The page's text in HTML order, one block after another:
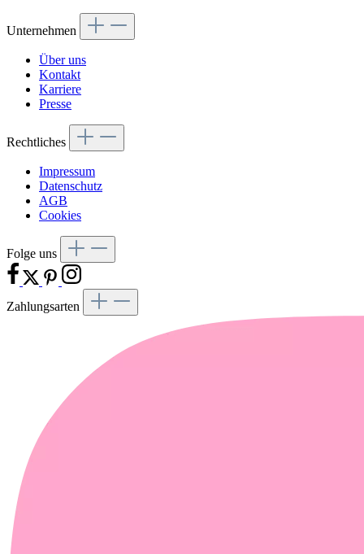
Unternehmen
Über uns
Kontakt
Karriere
Presse
Rechtliches
Impressum
Datenschutz
AGB
Cookies
Folge uns
Zahlungsarten